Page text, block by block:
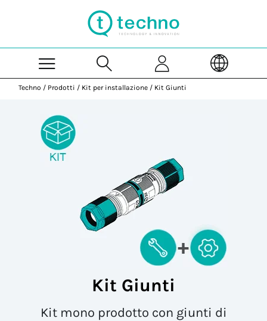
Techno / Prodotti / Kit per installazione / Kit Giunti
Kit Giunti
Kit mono prodotto con giunti di